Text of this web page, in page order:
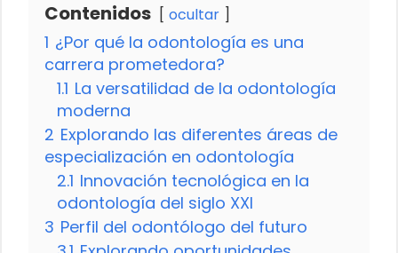
Contenidos ocultar
1 ¿Por qué la odontología es una
carrera prometedora?
1.1 La versatilidad de la odontología
moderna
2 Explorando las diferentes áreas de
especialización en odontología
2.1 Innovación tecnológica en la
odontología del siglo XXI
3 Perfil del odontólogo del futuro